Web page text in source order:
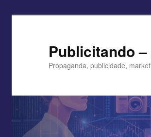
Publicitando
Propaganda, publicidade,